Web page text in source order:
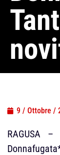
9 / Ottobre /
RAGUSA